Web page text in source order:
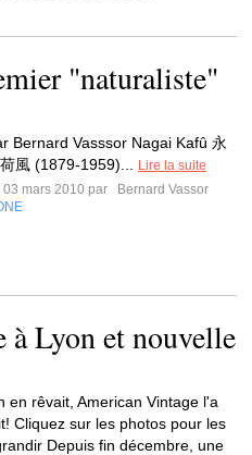
"naturaliste"
Bernard Vasssor Nagai Kafû 永
風 (1879-1959)...
Lire la suite
03 mars 2010 par
Bernard Vassor
Lyon et nouvelle
en rêvait, American Vintage l'a
Cliquez sur les photos pour les
Depuis fin décembre, une